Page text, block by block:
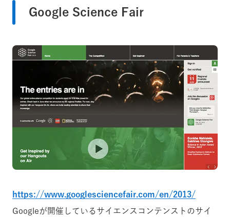
Google Science Fair
https://www.googlesciencefair.com/en/2013/
Googleが開催しているサイエンスコンテンストのサイ